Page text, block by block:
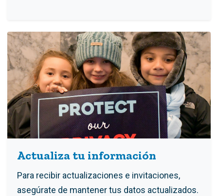
Actualiza tu información
Para recibir actualizaciones e invitaciones,
asegúrate de mantener tus datos actualizados.